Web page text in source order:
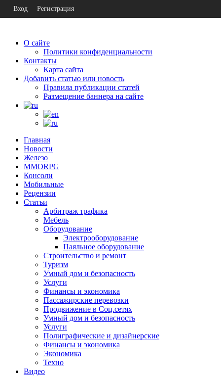
О сайте
Политики конфиденциальности
Контакты
Карта сайта
Добавить статью или новость
Правила публикации статей
Размещение баннера на сайте
Главная
Новости
Железо
MMORPG
Консоли
Мобильные
Рецензии
Статьи
Арбитраж трафика
Мебель
Оборудование
Электрооборудование
Паяльное оборудование
Строительство и ремонт
Туризм
Умный дом и безопасность
Услуги
Финансы и экономика
Пассажирские перевозки
Продвижение в Соц.сетях
Умный дом и безопасность
Услуги
Полиграфические и дизайнерские
Финансы и экономика
Экономика
Техно
Видео
Вход Регистрация